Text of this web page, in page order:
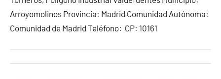
Arroyomolinos Provincia: Madrid Comunidad Autónoma:
Comunidad de Madrid Teléfono: CP: 10161